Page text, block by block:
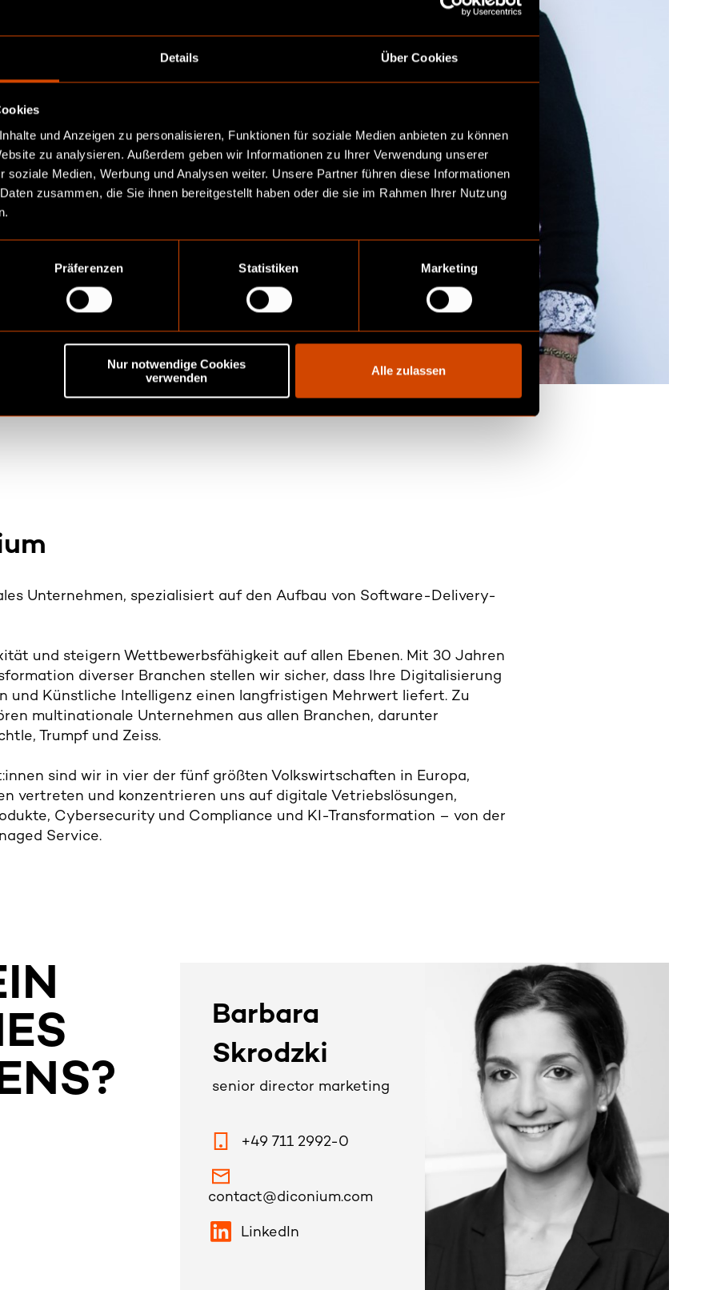
Details Über Cookies
und Anzeigen zu personalisieren, Funktionen für soziale Medien anbieten zu können
zu analysieren. Außerdem geben wir Informationen zu Ihrer Verwendung unserer
soziale Medien, Werbung und Analysen weiter. Unsere Partner führen diese Informationen
zusammen, die Sie ihnen bereitgestellt haben oder die sie im Rahmen Ihrer Nutzung
Präferenzen Statistiken Marketing
Nur notwendige Cookies
verwenden
Alle zulassen
Unternehmen, spezialisiert auf den Aufbau von Software-Delivery-
und steigern Wettbewerbsfähigkeit auf allen Ebenen. Mit 30 Jahren
diverser Branchen stellen wir sicher, dass Ihre Digitalisierung
und Künstliche Intelligenz einen langfristigen Mehrwert liefert. Zu
multinationale Unternehmen aus allen Branchen, darunter
Trumpf und Zeiss.
sind wir in vier der fünf größten Volkswirtschaften in Europa,
vertreten und konzentrieren uns auf digitale Vetriebslösungen,
Cybersecurity und Compliance und KI-Transformation – von der
Service.
Barbara
Skrodzki
senior director marketing
+49 711 2992-0
contact@diconium.com
LinkedIn